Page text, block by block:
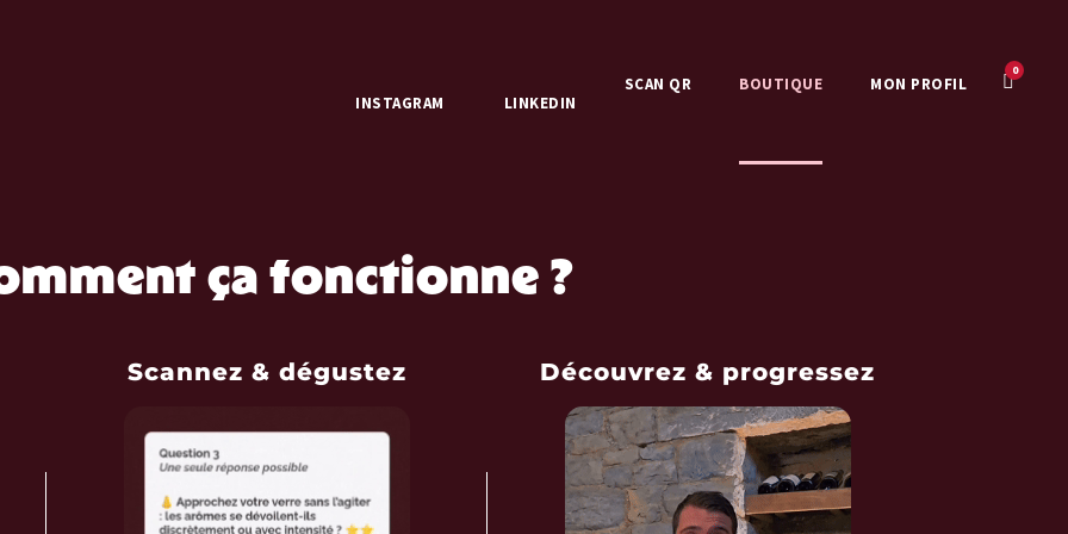
INSTAGRAM LINKEDIN
SCAN QR BOUTIQUE MON PROFIL
0
ça fonctionne ?
Scannez & dégustez Découvrez & progressez